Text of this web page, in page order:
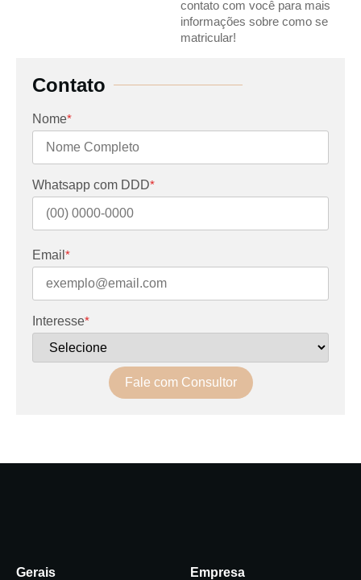
contato com você para mais
informações sobre como se
matricular!
Contato
Nome*
Whatsapp com DDD*
Email *
Interesse*
Fale com Consultor
Gerais Empresa